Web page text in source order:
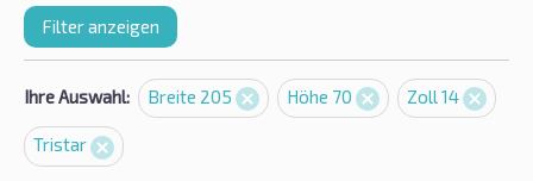
Filter anzeigen
Ihre Auswahl: Breite 205 Höhe 70 Zoll 14
Tristar